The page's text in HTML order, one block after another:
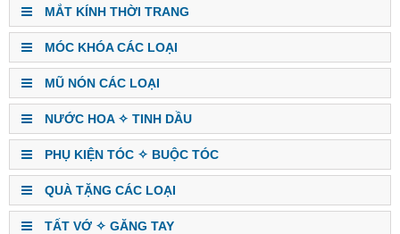
MẮT KÍNH THỜI TRANG
MÓC KHÓA CÁC LOẠI
MŨ NÓN CÁC LOẠI
NƯỚC HOA ✧ TINH DẦU
PHỤ KIỆN TÓC ✧ BUỘC TÓC
QUÀ TẶNG CÁC LOẠI
TẤT VỚ ✧ GĂNG TAY